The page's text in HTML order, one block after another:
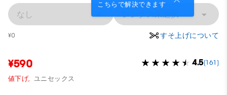
こちらで解決できます
なし レングス未選択
¥0 すそ上げについて
¥590 4.5(161)
値下げ, ユニセックス